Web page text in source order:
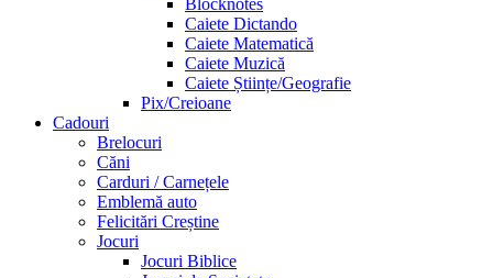
Caiete Dictando
Caiete Matematică
Caiete Muzică
Caiete Științe/Geografie
Pix/Creioane
Cadouri
Brelocuri
Căni
Carduri / Carnețele
Emblemă auto
Felicitări Creștine
Jocuri
Jocuri Biblice